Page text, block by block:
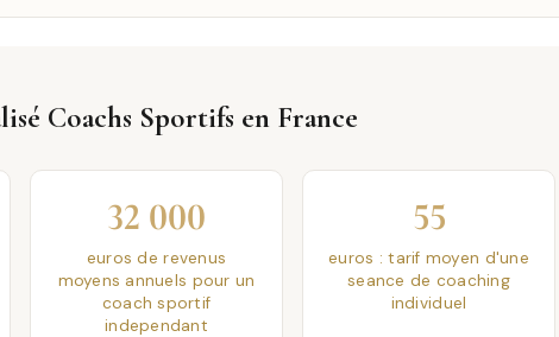
Coachs Sportifs en France
32 000
euros de revenus
moyens annuels pour un
coach sportif
independant
55
euros : tarif moyen d'une
seance de coaching
individuel